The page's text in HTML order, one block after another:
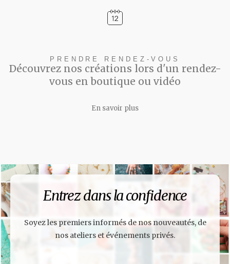
PRENDRE RENDEZ-VOUS
Découvrez nos créations lors d'un rendez-
vous en boutique ou vidéo
En savoir plus
Entrez dans la confidence
Soyez les premiers informés de nos nouveautés, de
nos ateliers et événements privés.